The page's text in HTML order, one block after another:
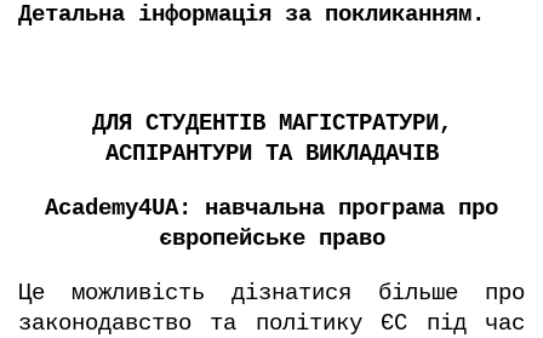
Детальна інформація за покликанням.
ДЛЯ СТУДЕНТІВ МАГІСТРАТУРИ,
АСПІРАНТУРИ ТА ВИКЛАДАЧІВ
Academy4UA: навчальна програма про
європейське право
Це можливість дізнатися більше про
законодавство та політику ЄС під час